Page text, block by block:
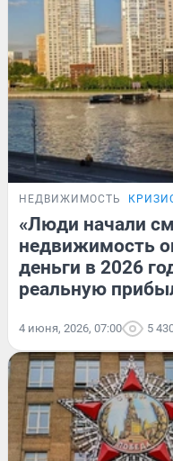
НЕДВИЖИМОСТЬ
«Люди начали
недвижимость
деньги в 2026
реальную
4 июня, 2026, 07:00 5